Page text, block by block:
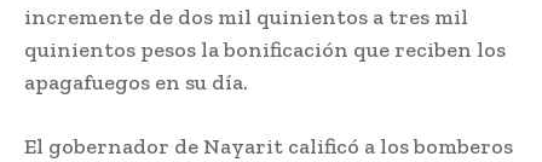
incremente de dos mil quinientos a tres mil
quinientos pesos la bonificación que reciben los
apagafuegos en su día.
El gobernador de Nayarit calificó a los bomberos